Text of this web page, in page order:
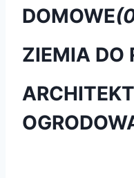
DOMOWE
ZIEMIA DO